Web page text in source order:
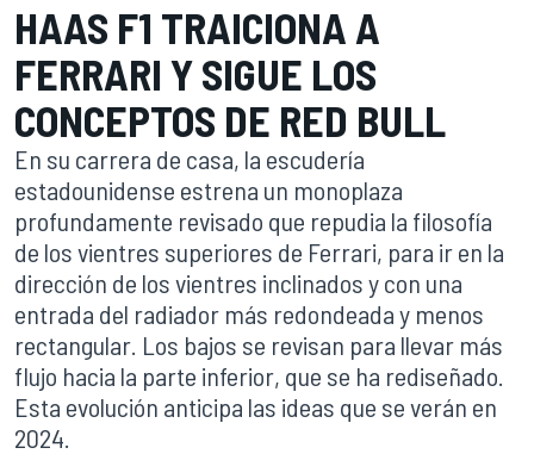
HAAS F1 TRAICIONA A
FERRARI Y SIGUE LOS
CONCEPTOS DE RED BULL
En su carrera de casa, la escudería
estadounidense estrena un monoplaza
profundamente revisado que repudia la filosofía
de los vientres superiores de Ferrari, para ir en la
dirección de los vientres inclinados y con una
entrada del radiador más redondeada y menos
rectangular. Los bajos se revisan para llevar más
flujo hacia la parte inferior, que se ha rediseñado.
Esta evolución anticipa las ideas que se verán en
2024.